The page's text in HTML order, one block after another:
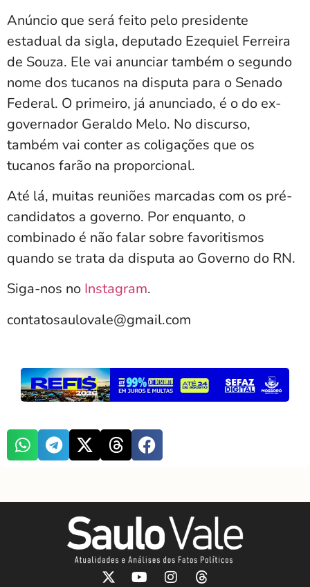
Anúncio que será feito pelo presidente
estadual da sigla, deputado Ezequiel Ferreira
de Souza. Ele vai anunciar também o segundo
nome dos tucanos na disputa para o Senado
Federal. O primeiro, já anunciado, é o do ex-
governador Geraldo Melo. No discurso,
também vai conter as coligações que os
tucanos farão na proporcional.
Até lá, muitas reuniões marcadas com os pré-
candidatos a governo. Por enquanto, o
combinado é não falar sobre favoritismos
quando se trata da disputa ao Governo do RN.
Siga-nos no Instagram.
contatosaulovale@gmail.com